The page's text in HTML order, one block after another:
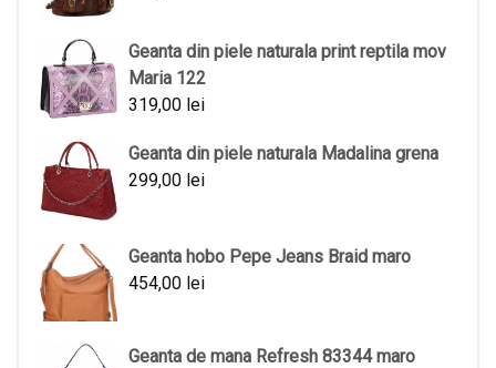
Geanta din piele naturala print reptila mov
Maria 122
319,00 lei
Geanta din piele naturala Madalina grena
299,00 lei
Geanta hobo Pepe Jeans Braid maro
454,00 lei
Geanta de mana Refresh 83344 maro